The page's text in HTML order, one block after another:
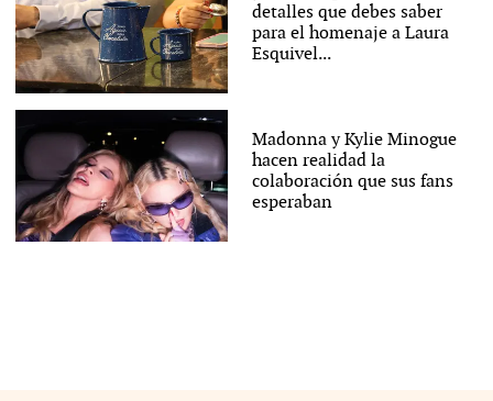
detalles que debes saber
para el homenaje a Laura
Esquivel...
Madonna y Kylie Minogue
hacen realidad la
colaboración que sus fans
esperaban